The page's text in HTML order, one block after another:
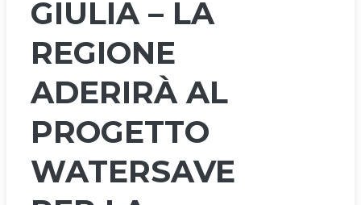
GIULIA – LA
REGIONE
ADERIRÀ AL
PROGETTO
WATERSAVE